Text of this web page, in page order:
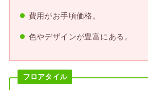
費用がお手頃価格。
色やデザインが豊富にある。
フロアタイル